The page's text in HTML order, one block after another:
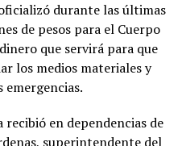
durante las últimas
de pesos para el Cuerpo
que servirá para que
los medios materiales y
recibió en dependencias de
superintendente del